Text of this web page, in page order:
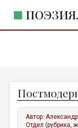
ЖАНРЫ
АВТОРЫ
Автор:
Отдел (рубрика,